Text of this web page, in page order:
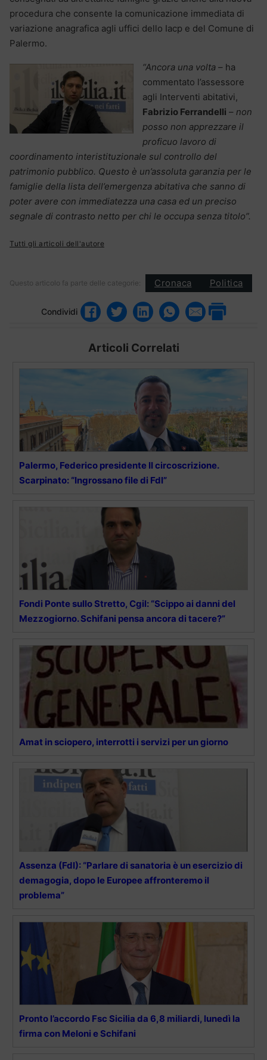
procedura che consente la comunicazione immediata di
variazione anagrafica agli uffici dello Iacp e del Comune di
Palermo.
“Ancora una volta – ha
commentato l’assessore
agli Interventi abitativi,
Fabrizio Ferrandelli – non
posso non apprezzare il
proficuo lavoro di
coordinamento interistituzionale sul controllo del
patrimonio pubblico. Questo è un’assoluta garanzia per le
famiglie della lista dell’emergenza abitativa che sanno di
poter avere con immediatezza una casa ed un preciso
segnale di contrasto netto per chi le occupa senza titolo”.
Tutti gli articoli dell'autore
Questo articolo fa parte delle categorie: Cronaca Politica
Condividi
Articoli Correlati
Palermo, Federico presidente II circoscrizione.
Scarpinato: “Ingrossano file di FdI”
Fondi Ponte sullo Stretto, Cgil: “Scippo ai danni del
Mezzogiorno. Schifani pensa ancora di tacere?”
Amat in sciopero, interrotti i servizi per un giorno
Assenza (FdI): “Parlare di sanatoria è un esercizio di
demagogia, dopo le Europee affronteremo il
problema”
Pronto l’accordo Fsc Sicilia da 6,8 miliardi, lunedì la
firma con Meloni e Schifani